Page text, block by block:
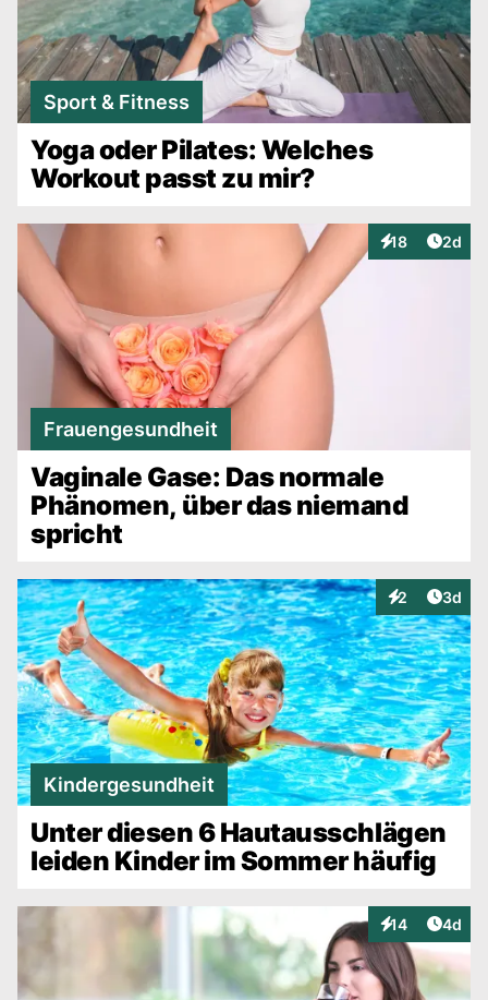
Sport & Fitness
Yoga oder Pilates: Welches
Workout passt zu mir?
18
Interaktionen
2d
Frauengesundheit
Vaginale Gase: Das normale
Phänomen, über das niemand
spricht
2
Interaktionen
3d
Kindergesundheit
Unter diesen 6 Hautausschlägen
leiden Kinder im Sommer häufig
14
Interaktionen
4d